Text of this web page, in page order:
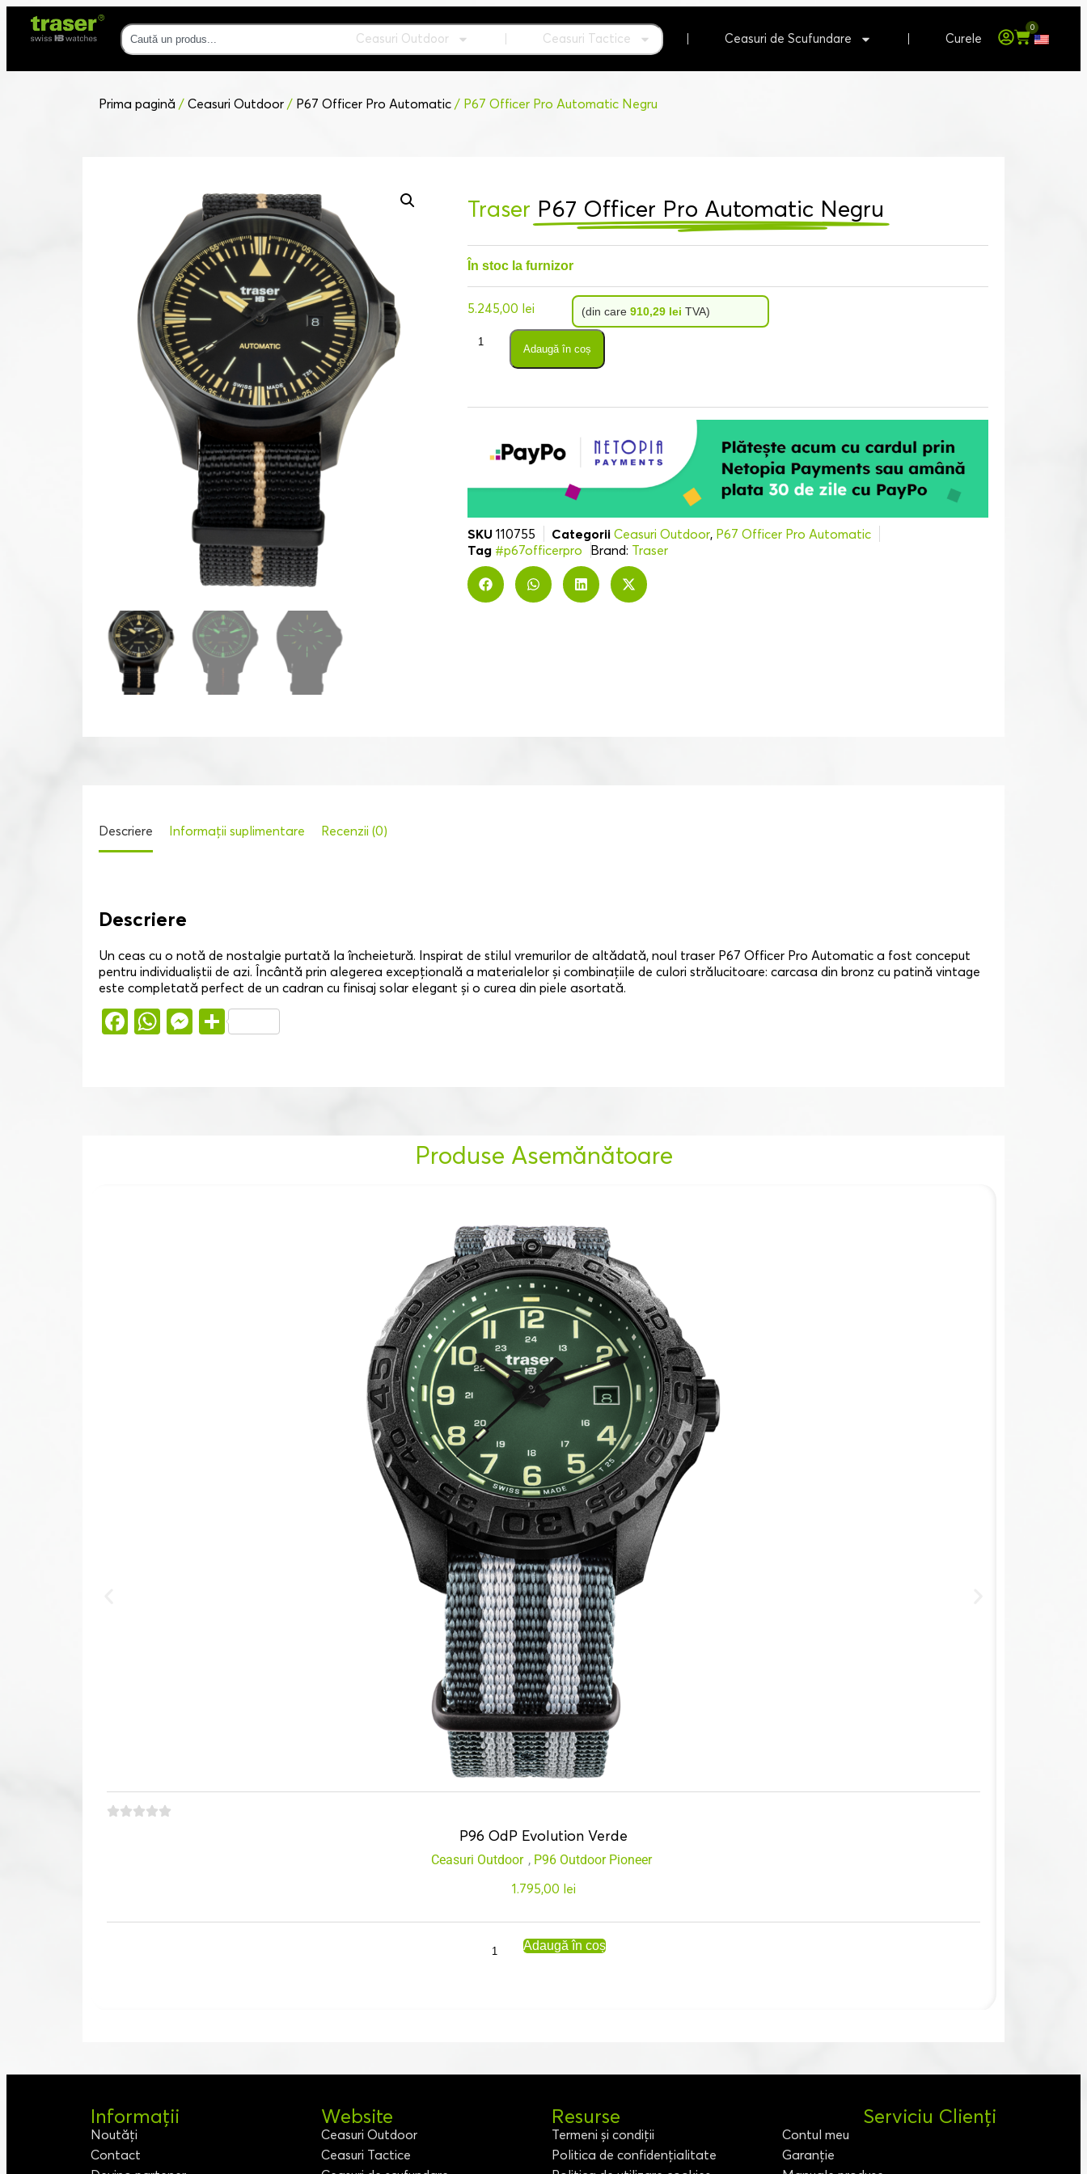
Ceasuri Outdoor Ceasuri Tactice Ceasuri de Scufundare Curele
0
Prima pagină / Ceasuri Outdoor / P67 Officer Pro Automatic / P67 Officer Pro Automatic Negru
Traser P67 Officer Pro Automatic Negru
În stoc la furnizor
5.245,00 lei (din care 910,29 lei TVA)
Adaugă în coș
SKU 110755 Categorii Ceasuri Outdoor, P67 Officer Pro Automatic
Tag #p67officerpro Brand: Traser
Descriere Informații suplimentare Recenzii (0)
Descriere
Un ceas cu o notă de nostalgie purtată la încheietură. Inspirat de stilul vremurilor de altădată, noul traser P67 Officer Pro Automatic a fost conceput
pentru individualiștii de azi. Încântă prin alegerea excepțională a materialelor și combinațiile de culori strălucitoare: carcasa din bronz cu patină vintage
este completată perfect de un cadran cu finisaj solar elegant și o curea din piele asortată.
Facebook
WhatsApp
Messenger
Partajează
Produse Asemănătoare
P96 OdP Evolution Verde
Ceasuri Outdoor , P96 Outdoor Pioneer
1.795,00 lei
Adaugă în coș
Informații
Noutăți
Contact
Website
Ceasuri Outdoor
Ceasuri Tactice
Resurse
Termeni și condiții
Politica de confidențialitate
Serviciu Clienți
Contul meu
Garanție